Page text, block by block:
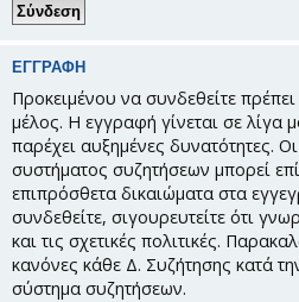
ΕΓΓΡΑΦΉ
Προκειμένου να συνδεθείτε
μέλος. Η εγγραφή γίνεται σε λίγα
παρέχει αυξημένες δυνατότητες.
συστήματος συζητήσεων μπορεί
επιπρόσθετα δικαιώματα στα
συνδεθείτε, σιγουρευτείτε ότι
και τις σχετικές πολιτικές.
κανόνες κάθε Δ. Συζήτησης κατά
σύστημα συζητήσεων.